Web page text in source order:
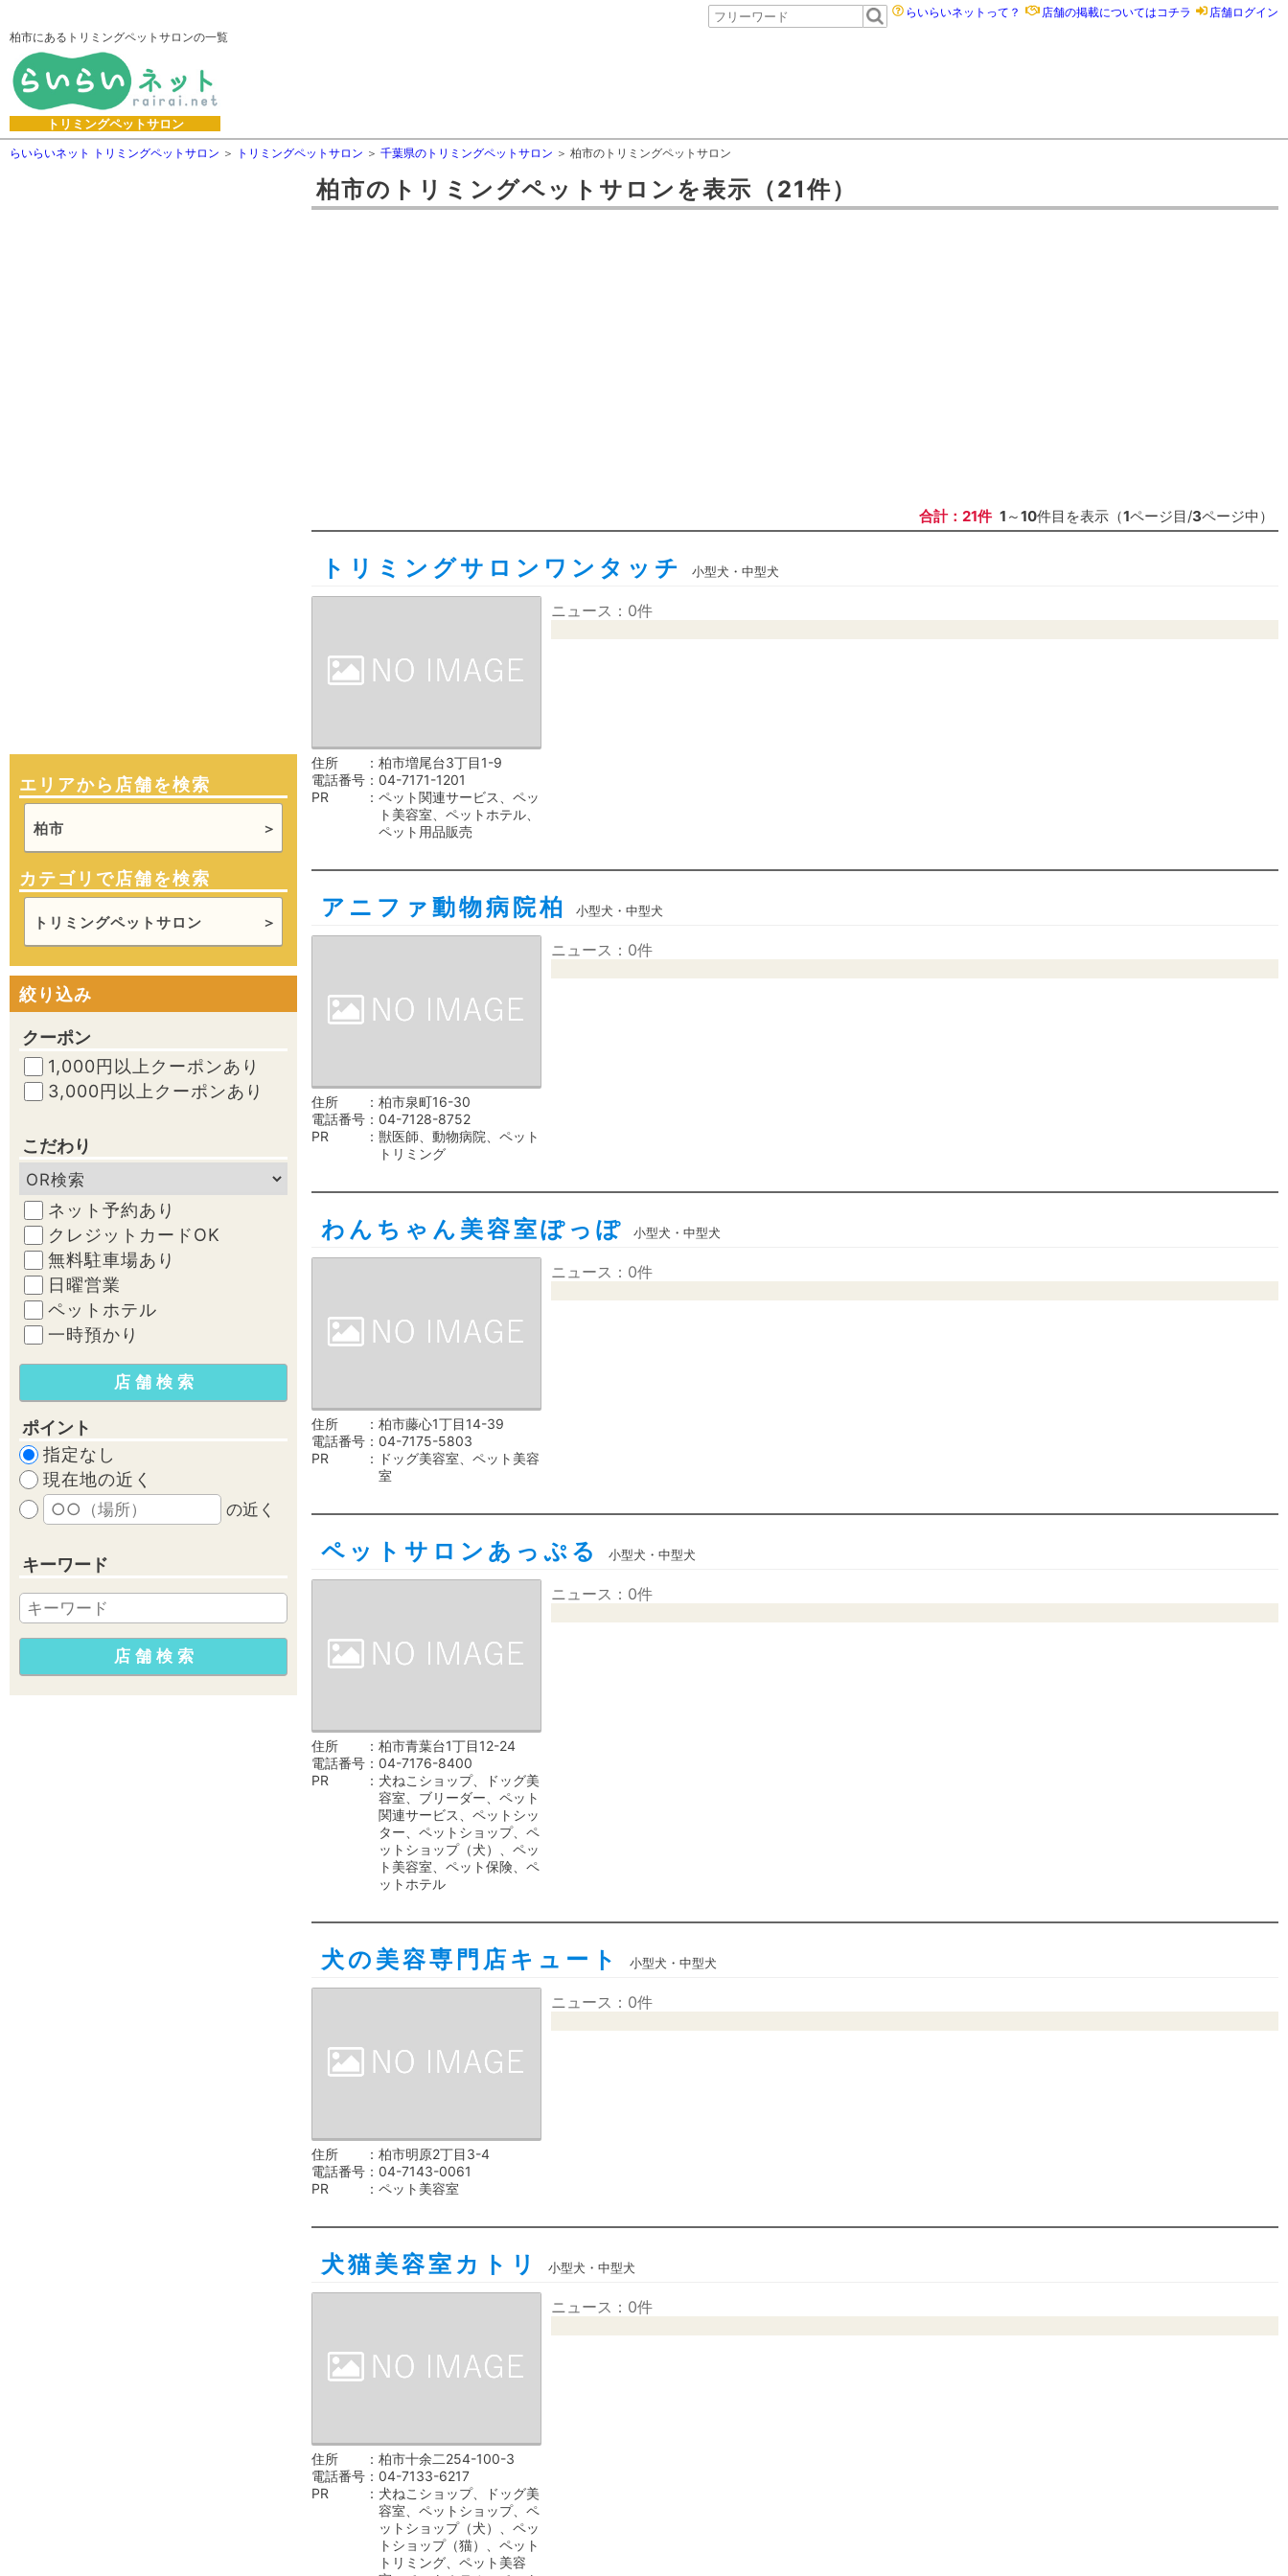
柏市にあるトリミングペットサロンの一覧
トリミングペットサロン
らいらいネットって？ 店舗の掲載についてはコチラ 店舗ログイン
らいらいネット トリミングペットサロン トリミングペットサロン 千葉県のトリミングペットサロン 柏市のトリミングペットサロン
エリアから店舗を検索
柏市
カテゴリで店舗を検索
トリミングペットサロン
絞り込み
クーポン
1,000円以上クーポンあり
3,000円以上クーポンあり
こだわり
ネット予約あり
クレジットカードOK
無料駐車場あり
日曜営業
ペットホテル
一時預かり
ポイント
指定なし
現在地の近く
の近く
キーワード
柏市の トリミングペットサロン を表示 （21件）
合計：21件 1 ～10件目を表示（1ページ目/3ページ中）
トリミングサロンワンタッチ 小型犬・中型犬
住所
柏市増尾台3丁目1-9
電話番号
04-7171-1201
PR
ペット関連サービス、ペッ
ト美容室、ペットホテル、
ペット用品販売
ニュース：0件
アニファ動物病院柏 小型犬・中型犬
住所
柏市泉町16-30
電話番号
04-7128-8752
PR
獣医師、動物病院、ペット
トリミング
ニュース：0件
わんちゃん美容室ぽっぽ 小型犬・中型犬
住所
柏市藤心1丁目14-39
電話番号
04-7175-5803
PR
ドッグ美容室、ペット美容
室
ニュース：0件
ペットサロンあっぷる 小型犬・中型犬
住所
柏市青葉台1丁目12-24
電話番号
04-7176-8400
PR
犬ねこショップ、ドッグ美
容室、ブリーダー、ペット
関連サービス、ペットシッ
ター、ペットショップ、ペ
ットショップ（犬）、ペッ
ト美容室、ペット保険、ペ
ットホテル
ニュース：0件
犬の美容専門店キュート 小型犬・中型犬
住所
柏市明原2丁目3-4
電話番号
04-7143-0061
PR
ペット美容室
ニュース：0件
犬猫美容室カトリ 小型犬・中型犬
住所
柏市十余二254-100-3
電話番号
04-7133-6217
PR
犬ねこショップ、ドッグ美
容室、ペットショップ、ペ
ットショップ（犬）、ペッ
トショップ（猫）、ペット
トリミング、ペット美容
ニュース：0件